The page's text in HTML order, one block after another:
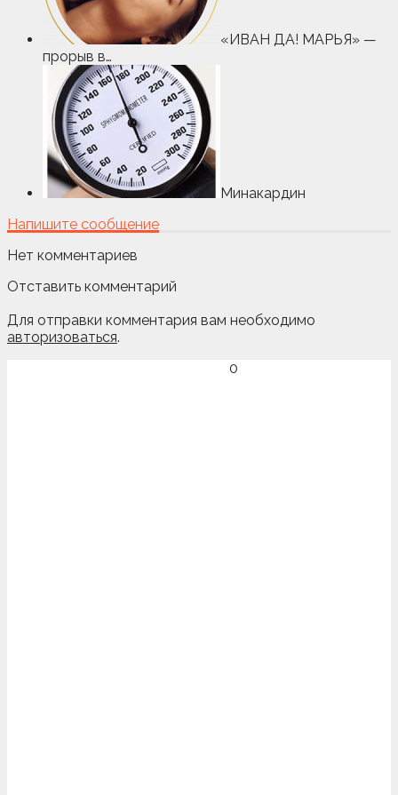
«ИВАН ДА! МАРЬЯ» —
прорыв в…
Минакардин
Напишите сообщение
Нет комментариев
Отставить комментарий
Для отправки комментария вам необходимо
авторизоваться.
0